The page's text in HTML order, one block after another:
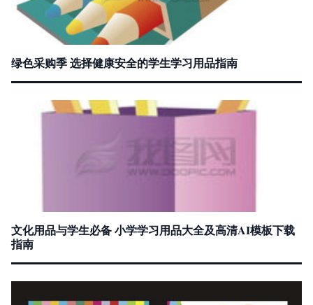
绿色采购季 选择健康安全的学生学习用品指南
文化用品与学生必备 小学学习用品大全及高清AI模板下载
指南